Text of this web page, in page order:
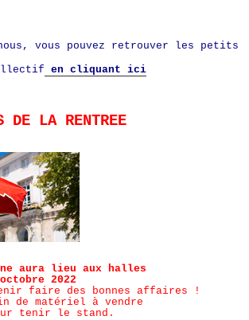
vous pouvez retrouver les petits
en cliquant ici
DE LA RENTREE
aura lieu aux halles
2022
faire des bonnes affaires !
de matériel à vendre
tenir le stand.